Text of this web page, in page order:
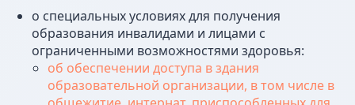
о специальных условиях для получения
образования инвалидами и лицами с
ограниченными возможностями здоровья:
об обеспечении доступа в здания
образовательной организации, в том числе в